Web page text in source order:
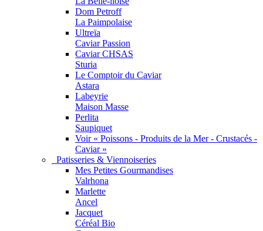
Dom Petroff
La Paimpolaise
Ultreïa
Caviar Passion
Caviar CHSAS
Sturia
Le Comptoir du Caviar
Astara
Labeyrie
Maison Masse
Perlita
Saupiquet
Voir « Poissons - Produits de la Mer - Crustacés -
Caviar »
Patisseries & Viennoiseries
Mes Petites Gourmandises
Valrhona
Marlette
Ancel
Jacquet
Céréal Bio